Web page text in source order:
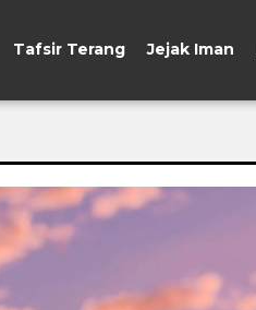
Tafsir Terang Jejak Iman